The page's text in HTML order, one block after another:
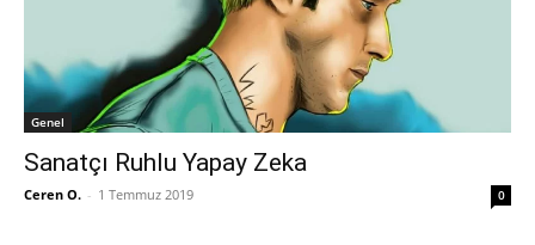
Genel
Sanatçı Ruhlu Yapay Zeka
Ceren O. - 1 Temmuz 2019 0